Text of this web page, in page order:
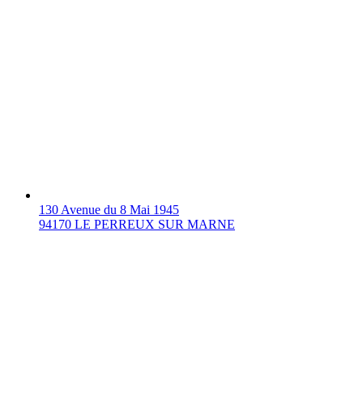
130 Avenue du 8 Mai 1945
94170 LE PERREUX SUR MARNE